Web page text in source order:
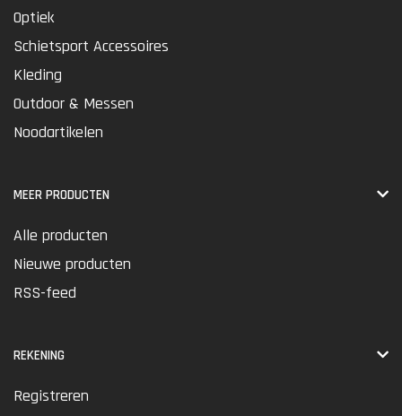
Optiek
Schietsport Accessoires
Kleding
Outdoor & Messen
Noodartikelen
MEER PRODUCTEN
Alle producten
Nieuwe producten
RSS-feed
REKENING
Registreren